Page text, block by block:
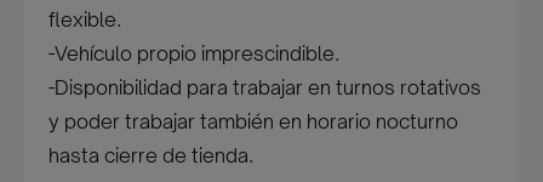
flexible.
-Vehículo propio imprescindible.
-Disponibilidad para trabajar en turnos rotativos
y poder trabajar también en horario nocturno
hasta cierre de tienda.